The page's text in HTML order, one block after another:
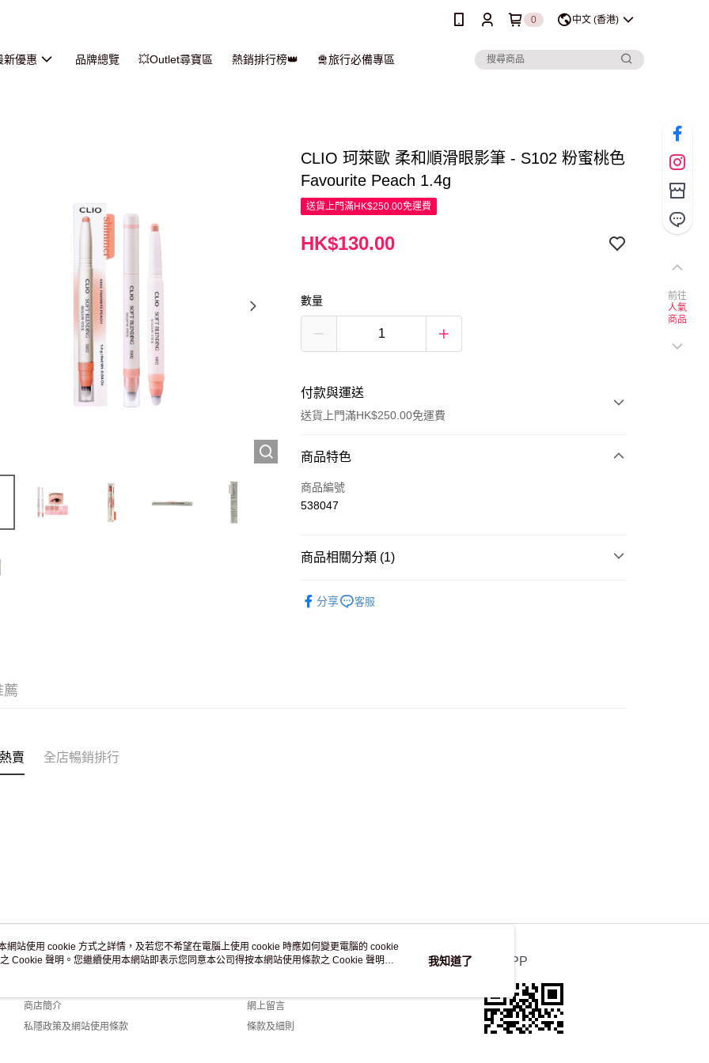
0 中文 (香港)
新優惠 品牌總覽 💥Outlet尋寶區 熱銷排行榜👑 🛅旅行必備專區
CLIO 珂萊歐 柔和順滑眼影筆 - S102 粉蜜桃色
Favourite Peach 1.4g
送貨上門滿HK$250.00免運費
HK$130.00
數量
付款與運送
送貨上門滿HK$250.00免運費
付款方式
信用卡
商品特色
商品編號
538047
商品相關分類 (1)
分享
客服
薦
賣 全店暢銷排行
關於我們
商店簡介
私隱政策及網站使用條款
客戶服務
網上留言
條款及細則
官方APP
前往
人氣
商品
網站使用 cookie 方式之詳情，及若您不希望在電腦上使用 cookie 時應如何變更電腦的 cookie
Cookie 聲明。您繼續使用本網站即表示您同意本公司得按本網站使用條款之 Cookie 聲明使
我知道了